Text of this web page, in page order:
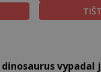
dinosaurus vypadal